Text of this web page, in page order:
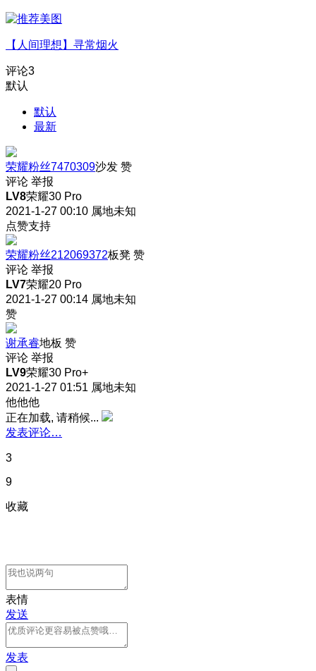
【人间理想】寻常烟火
评论3
默认
默认
最新
荣耀粉丝7470309沙发 赞
评论 举报
LV8荣耀30 Pro
2021-1-27 00:10 属地未知
点赞支持
荣耀粉丝212069372板凳 赞
评论 举报
LV7荣耀20 Pro
2021-1-27 00:14 属地未知
赞
谢承睿地板 赞
评论 举报
LV9荣耀30 Pro+
2021-1-27 01:51 属地未知
他他他
正在加载, 请稍候...
发表评论…
3
9
收藏
表情
发送
发表